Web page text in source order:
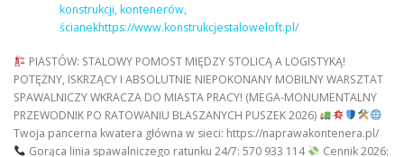
konstrukcji, kontenerów,
ścianekhttps://www.konstrukcjestaloweloft.pl/
PIASTÓW: STALOWY POMOST MIĘDZY STOLICĄ A LOGISTYKĄ!
POTĘŻNY, ISKRZĄCY I ABSOLUTNIE NIEPOKONANY MOBILNY WARSZTAT
SPAWALNICZY WKRACZA DO MIASTA PRACY! (MEGA-MONUMENTALNY
PRZEWODNIK PO RATOWANIU BLASZANYCH PUSZEK 2026)
Twoja pancerna kwatera główna w sieci: https://naprawakontenera.pl/
Gorąca linia spawalniczego ratunku 24/7: 570 933 114
Cennik 2026: